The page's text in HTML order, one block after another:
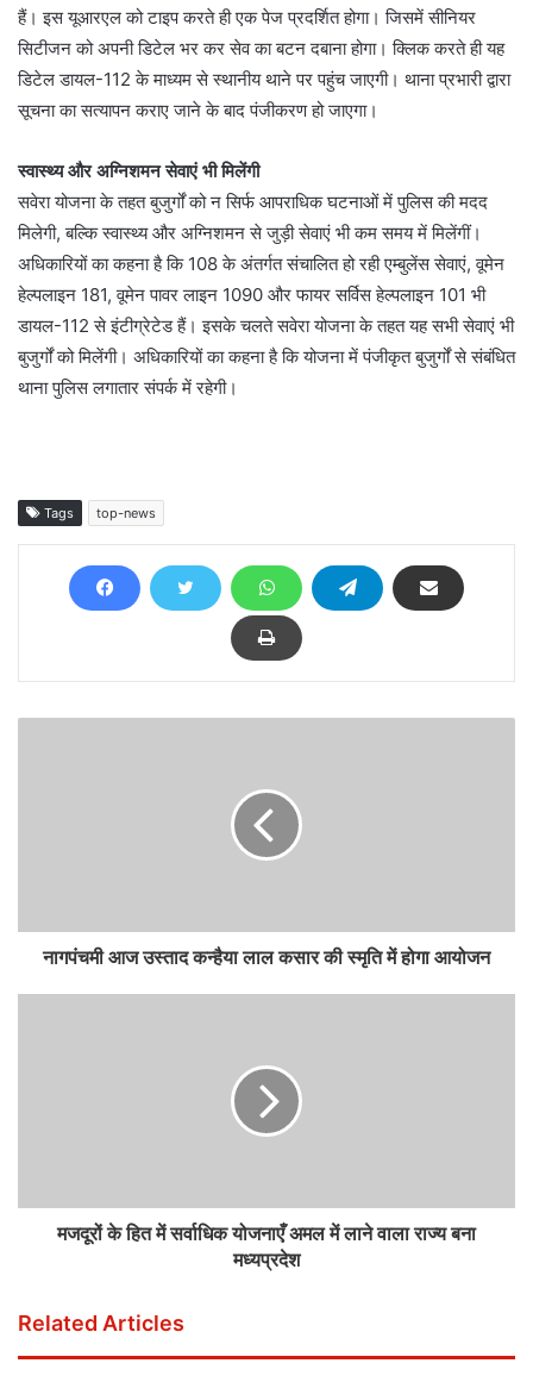
हैं। इस यूआरएल को टाइप करते ही एक पेज प्रदर्शित होगा। जिसमें सीनियर
सिटीजन को अपनी डिटेल भर कर सेव का बटन दबाना होगा। क्लिक करते ही यह
डिटेल डायल-112 के माध्यम से स्थानीय थाने पर पहुंच जाएगी। थाना प्रभारी द्वारा
सूचना का सत्यापन कराए जाने के बाद पंजीकरण हो जाएगा।
स्वास्थ्य और अग्निशमन सेवाएं भी मिलेंगी
सवेरा योजना के तहत बुजुर्गों को न सिर्फ आपराधिक घटनाओं में पुलिस की मदद
मिलेगी, बल्कि स्वास्थ्य और अग्निशमन से जुड़ी सेवाएं भी कम समय में मिलेंगीं।
अधिकारियों का कहना है कि 108 के अंतर्गत संचालित हो रही एम्बुलेंस सेवाएं, वूमेन
हेल्पलाइन 181, वूमेन पावर लाइन 1090 और फायर सर्विस हेल्पलाइन 101 भी
डायल-112 से इंटीग्रेटेड हैं। इसके चलते सवेरा योजना के तहत यह सभी सेवाएं भी
बुजुर्गों को मिलेंगी। अधिकारियों का कहना है कि योजना में पंजीकृत बुजुर्गों से संबंधित
थाना पुलिस लगातार संपर्क में रहेगी।
Tags top-news
नागपंचमी आज उस्ताद कन्हैया लाल कसार की स्मृति में होगा आयोजन
मजदूरों के हित में सर्वाधिक योजनाएँ अमल में लाने वाला राज्य बना
मध्यप्रदेश
Related Articles